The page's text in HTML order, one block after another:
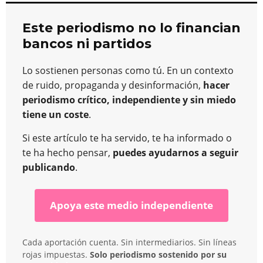
Este periodismo no lo financian
bancos ni partidos
Lo sostienen personas como tú. En un contexto
de ruido, propaganda y desinformación, hacer
periodismo crítico, independiente y sin miedo
tiene un coste.
Si este artículo te ha servido, te ha informado o
te ha hecho pensar, puedes ayudarnos a seguir
publicando.
Apoya este medio independiente
Cada aportación cuenta. Sin intermediarios. Sin líneas
rojas impuestas. Solo periodismo sostenido por su